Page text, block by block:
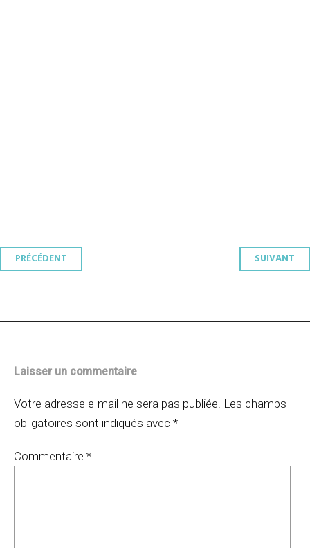
Navigation
PRÉCÉDENT SUIVANT
Laisser un commentaire
Votre adresse e-mail ne sera pas publiée. Les champs
obligatoires sont indiqués avec *
Commentaire *